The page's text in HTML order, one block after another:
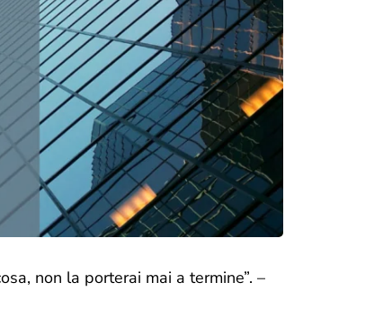
non la porterai mai a termine”. –